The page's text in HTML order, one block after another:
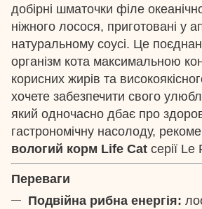
добірні шматочки філе
ніжного лосося, приготовані у
натуральному соусі. Це
організм кота максимальною
корисних жирів та
хочете забезпечити свого
який одночасно дбає про
гастрономічну насолоду,
вологий корм Life Cat серії Le
Переваги
Подвійна рибна енергія: